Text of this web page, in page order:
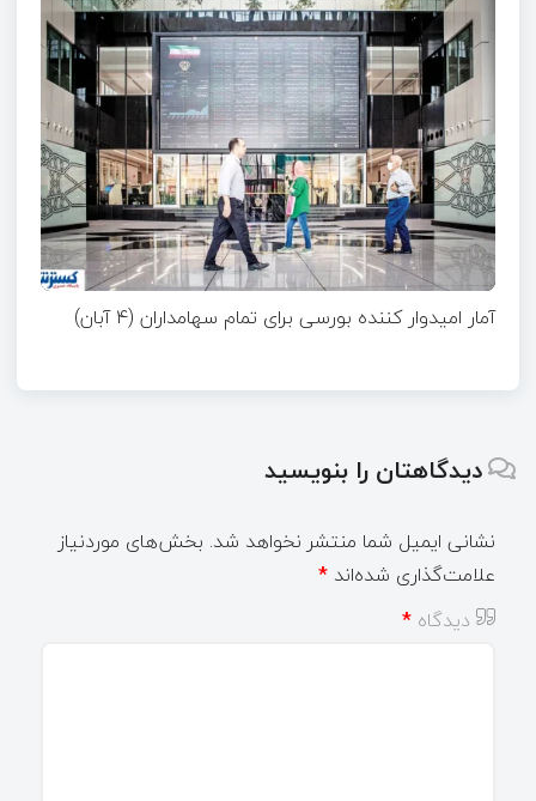
آمار امیدوار کننده بورسی برای تمام سهامداران (۴ آبان)
دیدگاهتان را بنویسید
نشانی ایمیل شما منتشر نخواهد شد. بخش‌های موردنیاز
علامت‌گذاری شده‌اند *
دیدگاه *